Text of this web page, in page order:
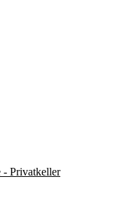
- Privatkeller